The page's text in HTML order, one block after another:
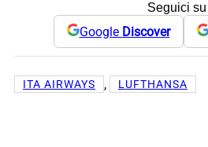
Seguici su
Google Discover
ITA AIRWAYS , LUFTHANSA